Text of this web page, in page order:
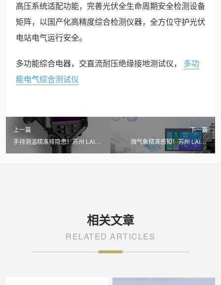
高压系统适配功能，完善光伏全生命周期安全检测设备
矩阵，以国产化高精度综合检测仪器，全方位守护光伏
电站电气运行安全。
多功能综合电器，交直流耐压绝缘接地测试仪，
多功
能电气综合测试仪
上一篇
手持测温精准排隐患！苏州 LAILX
LX-F100 手持红外热成像仪构建光
下一篇
微气象精准感知！苏州 LAILX
LXH506 便携式气象站实现光伏发
相关文章
RELATED ARTICLES